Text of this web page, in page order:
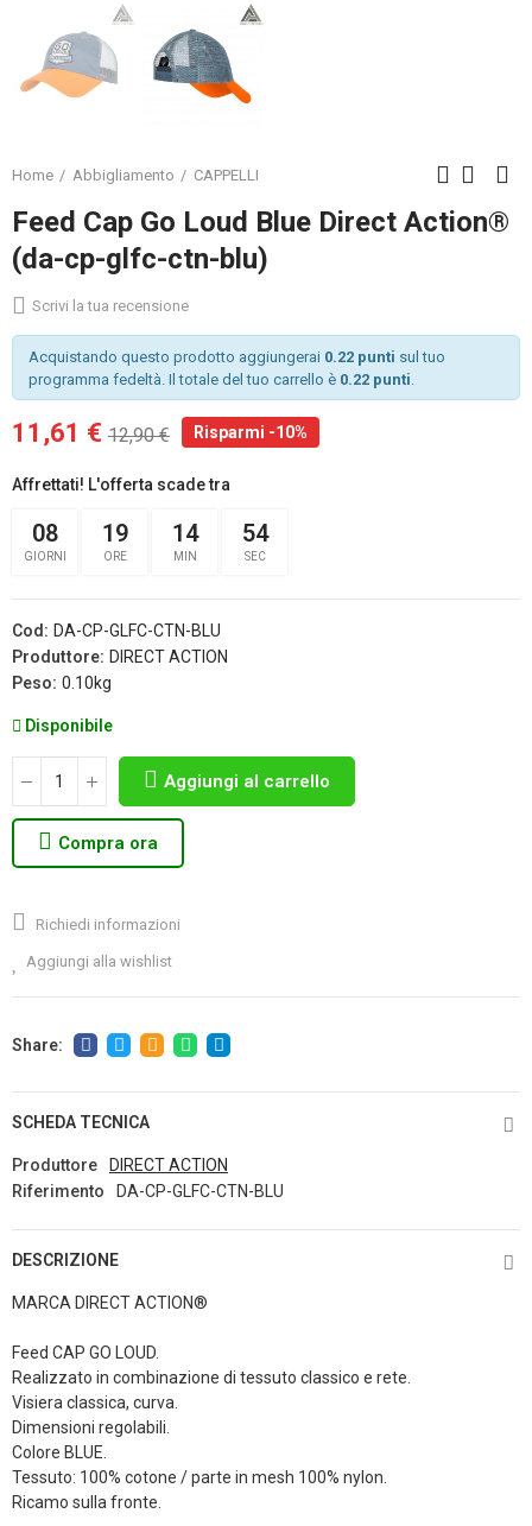
Home Abbigliamento CAPPELLI
Feed Cap Go Loud Blue Direct Action®
(da-cp-glfc-ctn-blu)
Scrivi la tua recensione
Acquistando questo prodotto aggiungerai 0.22 punti sul tuo
programma fedeltà. Il totale del tuo carrello è 0.22 punti
11,61 € 12,90 € Risparmi -10%
Affrettati! L'offerta scade tra
08
GIORNI
19
ORE
14
MIN
54
SEC
Cod: DA-CP-GLFC-CTN-BLU
Produttore: DIRECT ACTION
Peso: 0.10kg
Disponibile
Aggiungi al carrello
Compra ora
Richiedi informazioni
Aggiungi alla wishlist
SCHEDA TECNICA
Produttore
DIRECT ACTION
Riferimento
DA-CP-GLFC-CTN-BLU
DESCRIZIONE
MARCA DIRECT ACTION®
Feed CAP GO LOUD.
Realizzato in combinazione di tessuto classico e rete.
Visiera classica, curva.
Dimensioni regolabili.
Colore BLUE.
Tessuto: 100% cotone / parte in mesh 100% nylon.
Ricamo sulla fronte.